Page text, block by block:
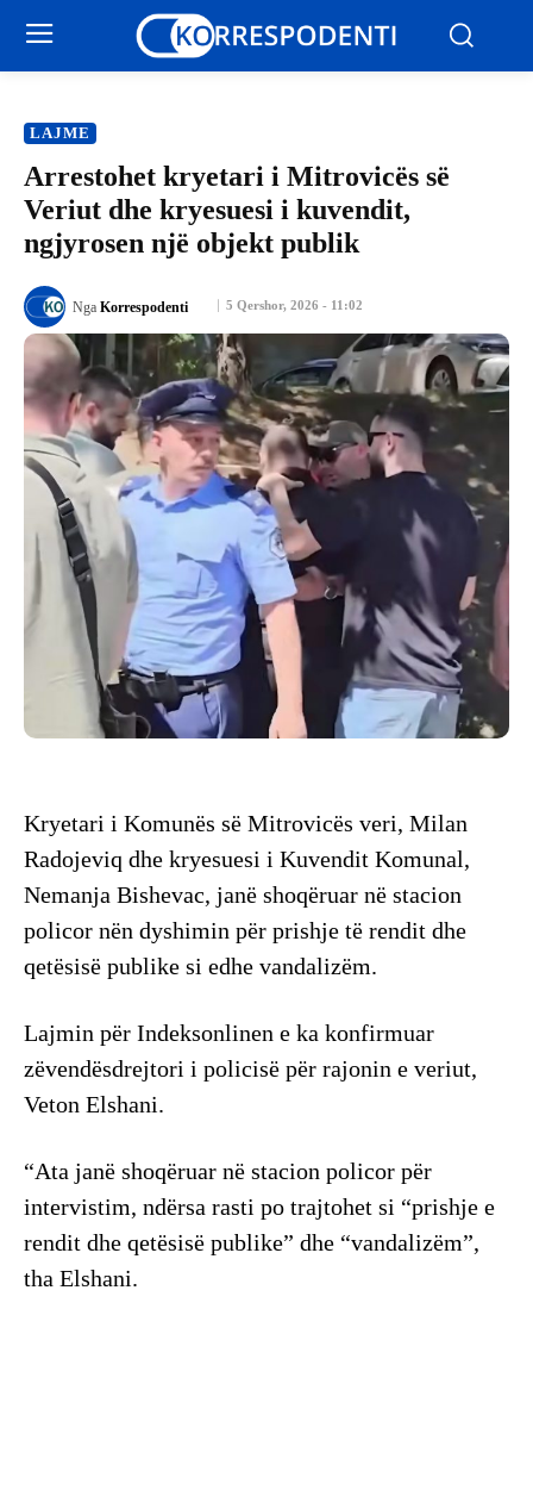
LAJME
Arrestohet kryetari i Mitrovicës së
Veriut dhe kryesuesi i kuvendit,
ngjyrosen një objekt publik
5 Qershor, 2026 - 11:02
Nga Korrespodenti
Kryetari i Komunës së Mitrovicës veri, Milan
Radojeviq dhe kryesuesi i Kuvendit Komunal,
Nemanja Bishevac, janë shoqëruar në stacion
policor nën dyshimin për prishje të rendit dhe
qetësisë publike si edhe vandalizëm.
Lajmin për Indeksonlinen e ka konfirmuar
zëvendësdrejtori i policisë për rajonin e veriut,
Veton Elshani.
“Ata janë shoqëruar në stacion policor për
intervistim, ndërsa rasti po trajtohet si “prishje e
rendit dhe qetësisë publike” dhe “vandalizëm”,
tha Elshani.